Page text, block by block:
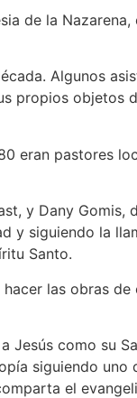
de la
Algunos
propios objetos
eran pastores
y Dany Gomis,
y siguiendo la
Santo.
las obras
Jesús como su
siguiendo uno
el